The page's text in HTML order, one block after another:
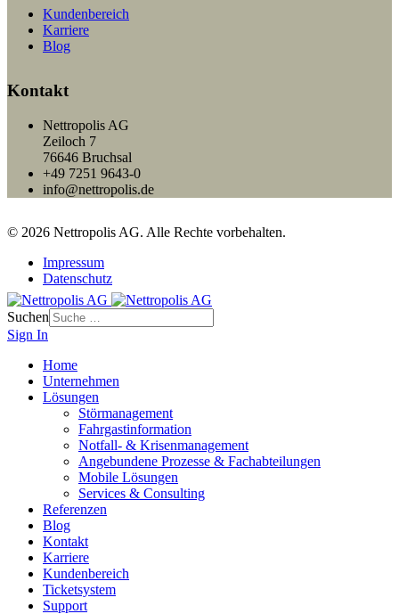
Kundenbereich
Karriere
Blog
Kontakt
Nettropolis AG
Zeiloch 7
76646 Bruchsal
+49 7251 9643-0
info@nettropolis.de
© 2026 Nettropolis AG. Alle Rechte vorbehalten.
Impressum
Datenschutz
Suchen
Sign In
Home
Unternehmen
Lösungen
Störmanagement
Fahrgastinformation
Notfall- & Krisenmanagement
Angebundene Prozesse & Fachabteilungen
Mobile Lösungen
Services & Consulting
Referenzen
Blog
Kontakt
Karriere
Kundenbereich
Ticketsystem
Support